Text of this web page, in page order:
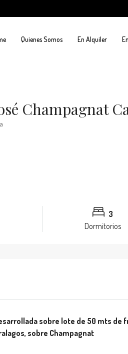
Quienes Somos En Alquiler
Champagnat
3
Dormitorios
sobre lote de 50 mts de
sobre Champagnat